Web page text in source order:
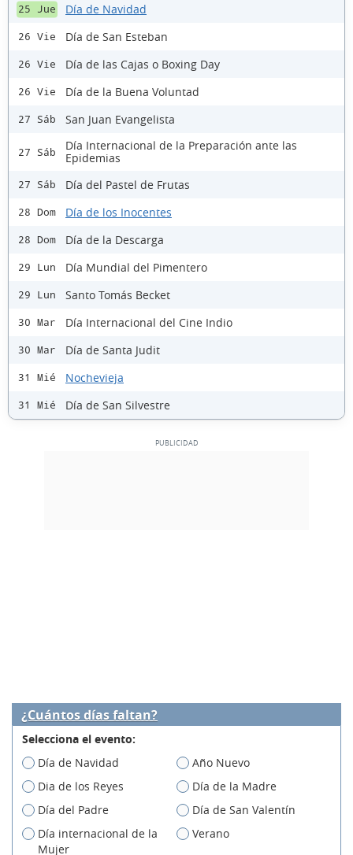
25 Jue Día de Navidad
26 Vie Día de San Esteban
26 Vie Día de las Cajas o Boxing Day
26 Vie Día de la Buena Voluntad
27 Sáb San Juan Evangelista
27 Sáb
Día Internacional de la Preparación ante las
Epidemias
27 Sáb Día del Pastel de Frutas
28 Dom Día de los Inocentes
28 Dom Día de la Descarga
29 Lun Día Mundial del Pimentero
29 Lun Santo Tomás Becket
30 Mar Día Internacional del Cine Indio
30 Mar Día de Santa Judit
31 Mié Nochevieja
31 Mié Día de San Silvestre
¿Cuántos días faltan?
Selecciona el evento:
Día de Navidad
Año Nuevo
Dia de los Reyes
Día de la Madre
Día del Padre
Día de San Valentín
Día internacional de la
Mujer
Verano